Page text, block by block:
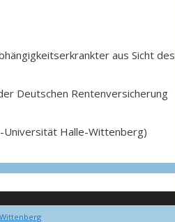
aus Sicht des
Deutschen Rentenversicherung
Universität Halle-Wittenberg)